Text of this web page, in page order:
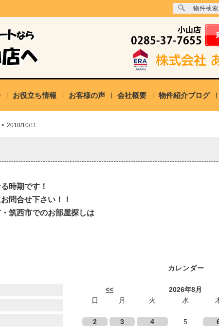
物件検索
お役立ち情報 お客様の声 会社概要 物件紹介ブログ
> 2018/10/11
時期です！
問合せ下さい！！
筑西市でのお部屋探しは
カレンダー
<<
2026年8月
日
月 火 水
2
3 4 5